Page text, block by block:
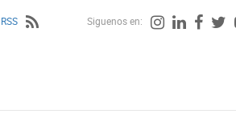
Siguenos en: